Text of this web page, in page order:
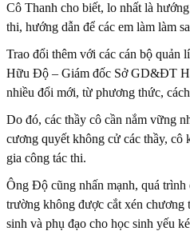
Cô Thanh cho biết, lo nhất là
thi, hướng dẫn để các em làm làm
Trao đổi thêm với các cán bộ quản
Hữu Độ – Giám đốc Sở GD&ĐT
nhiều đổi mới, từ phương thức,
Do đó, các thầy cô cần nắm vững
cương quyết không cử các thầy, cô
gia công tác thi.
Ông Độ cũng nhấn mạnh, quá trình
trường không được cắt xén chương
sinh và phụ đạo cho học sinh yếu